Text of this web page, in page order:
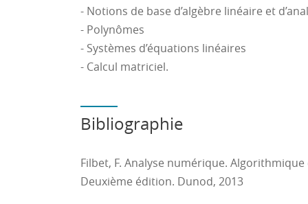
- Notions de base d’algèbre linéaire et
- Polynômes
- Systèmes d’équations linéaires
- Calcul matriciel.
Bibliographie
Filbet, F. Analyse numérique.
Deuxième édition. Dunod, 2013